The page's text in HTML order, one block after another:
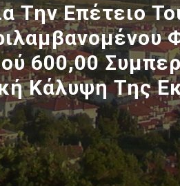
Την Επέτειο
600,00
Κάλυψη Της